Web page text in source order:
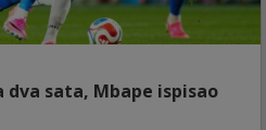
sata, Mbape ispisao